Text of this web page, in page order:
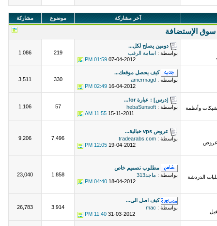
آخر مشاركة موضوع مشاركة
سوق الإستضافة
دومين يصلح لكل...
بواسطة : اسامة الرقب
07-04-2012
01:59 PM
219
1,086
كيف يحصل موقعك...
بواسطة : amermagd
16-04-2012
02:49 PM
330
3,511
وأنظمة
[درس] : عبارة for...
بواسطة : hebaSunsoft
15-11-2011
11:55 AM
57
1,106
عروض
عروض vps خيالية...
بواسطة : tradearabs.com
19-04-2012
12:05 PM
7,496
9,206
الدردشة
مطلوب تصميم خاص
بواسطة : ماجد313
18-04-2012
04:40 PM
1,858
23,040
كيف اصل الى...
بواسطة : mac
31-03-2012
11:40 PM
3,914
26,783